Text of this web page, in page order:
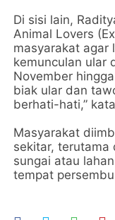
Di sisi lain,
Animal Lovers
masyarakat agar
kemunculan ular
November
biak ular dan
berhati-hati,”
Masyarakat
sekitar, terutama
sungai atau
tempat